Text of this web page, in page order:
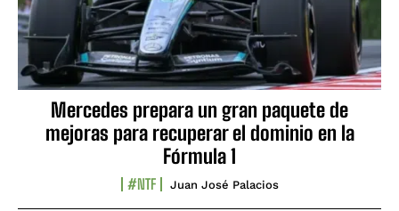
Mercedes prepara un gran paquete de
mejoras para recuperar el dominio en la
Fórmula 1
#NTF Juan José Palacios